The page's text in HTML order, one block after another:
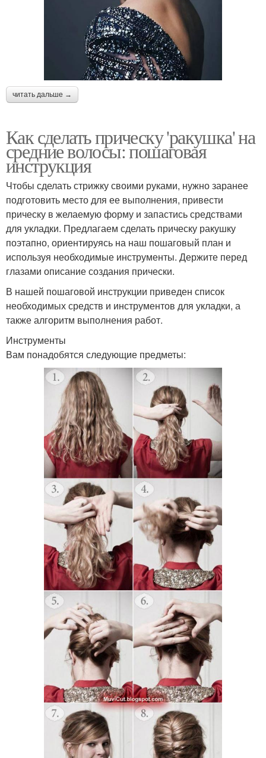
читать дальше →
Как сделать прическу 'ракушка' на
средние волосы: пошаговая
инструкция
Чтобы сделать стрижку своими руками, нужно заранее
подготовить место для ее выполнения, привести
прическу в желаемую форму и запастись средствами
для укладки. Предлагаем сделать прическу ракушку
поэтапно, ориентируясь на наш пошаговый план и
используя необходимые инструменты. Держите перед
глазами описание создания прически.
В нашей пошаговой инструкции приведен список
необходимых средств и инструментов для укладки, а
также алгоритм выполнения работ.
Инструменты
Вам понадобятся следующие предметы: